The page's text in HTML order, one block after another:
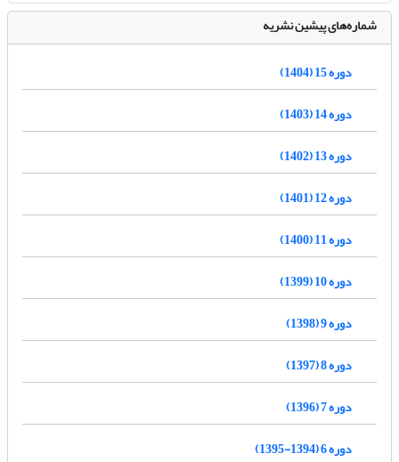
شماره‌های پیشین نشریه
دوره 15 (1404)
دوره 14 (1403)
دوره 13 (1402)
دوره 12 (1401)
دوره 11 (1400)
دوره 10 (1399)
دوره 9 (1398)
دوره 8 (1397)
دوره 7 (1396)
دوره 6 (1394-1395)